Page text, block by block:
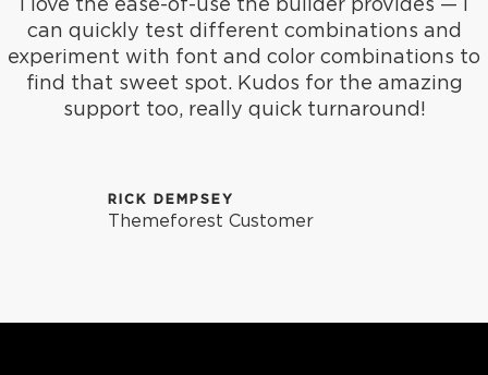
I love the ease-of-use the builder provides — I
can quickly test different combinations and
experiment with font and color combinations to
find that sweet spot. Kudos for the amazing
support too, really quick turnaround!
RICK DEMPSEY
Themeforest Customer